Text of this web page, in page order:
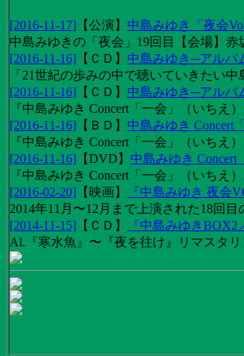
[2016-11-17] 【公演】 中島みゆき「夜会
中島みゆきの「夜会」19回目【会場】
[2016-11-16] 【 ＣＤ 】 中島みゆき─アルバ
「21世紀の歩みの中で聴いていきたい
[2016-11-16] 【 ＣＤ 】 中島みゆき─アルバ
『中島みゆき Concert「一会」（いちえ
[2016-11-16] 【 ＢＤ 】 中島みゆき Concert
『中島みゆき Concert「一会」（いちえ
[2016-11-16] 【DVD 】 中島みゆき Concert
『中島みゆき Concert「一会」（いちえ
[2016-02-20] 【 映画】
『中島みゆき 夜会
2014年11月〜12月まで上演された18回
[2014-11-15] 【 ＣＤ 】
『中島みゆき
Al.『寒水魚』〜『夜を往け』リマスタ